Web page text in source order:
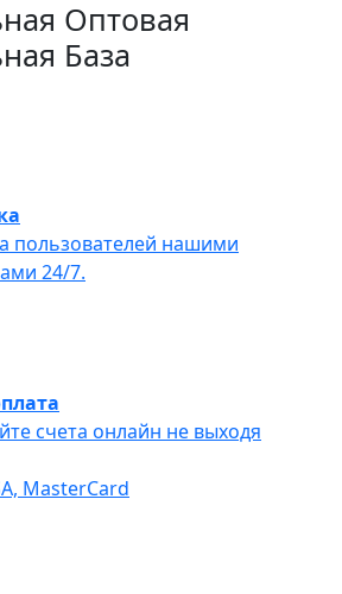
Оптовая
База
пользователей нашими
24/7.
счета онлайн не выходя
MasterCard